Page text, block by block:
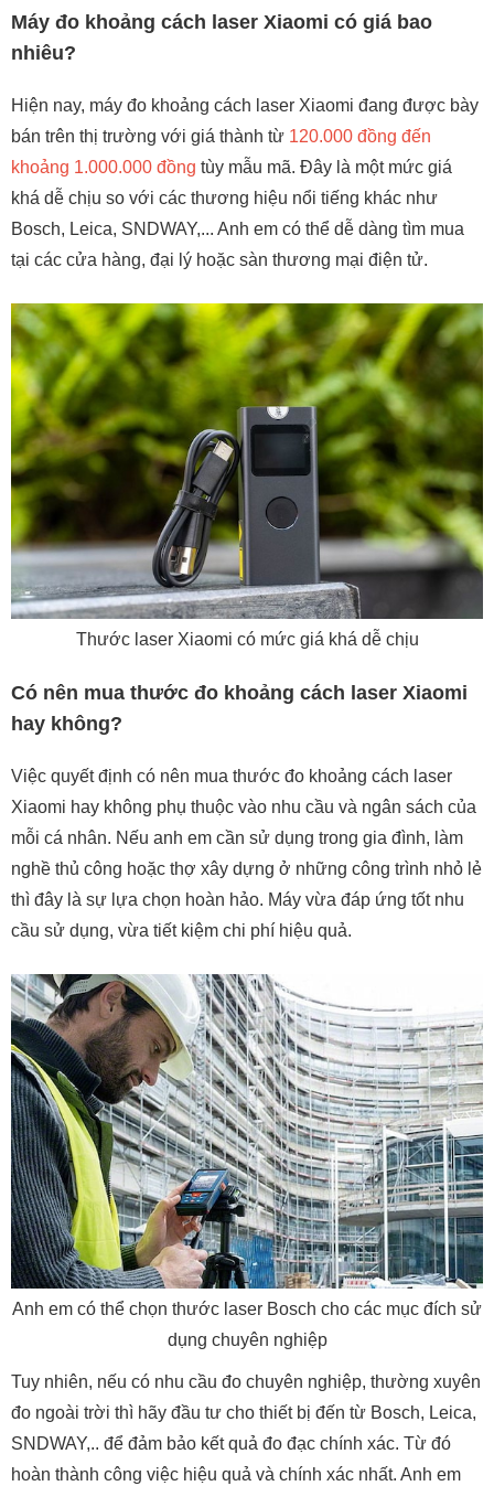
Máy đo khoảng cách laser Xiaomi có giá bao
nhiêu?
Hiện nay, máy đo khoảng cách laser Xiaomi đang được bày
bán trên thị trường với giá thành từ 120.000 đồng đến
khoảng 1.000.000 đồng tùy mẫu mã. Đây là một mức giá
khá dễ chịu so với các thương hiệu nổi tiếng khác như
Bosch, Leica, SNDWAY,... Anh em có thể dễ dàng tìm mua
tại các cửa hàng, đại lý hoặc sàn thương mại điện tử.
Thước laser Xiaomi có mức giá khá dễ chịu
Có nên mua thước đo khoảng cách laser Xiaomi
hay không?
Việc quyết định có nên mua thước đo khoảng cách laser
Xiaomi hay không phụ thuộc vào nhu cầu và ngân sách của
mỗi cá nhân. Nếu anh em cần sử dụng trong gia đình, làm
nghề thủ công hoặc thợ xây dựng ở những công trình nhỏ lẻ
thì đây là sự lựa chọn hoàn hảo. Máy vừa đáp ứng tốt nhu
cầu sử dụng, vừa tiết kiệm chi phí hiệu quả.
Anh em có thể chọn thước laser Bosch cho các mục đích sử
dụng chuyên nghiệp
Tuy nhiên, nếu có nhu cầu đo chuyên nghiệp, thường xuyên
đo ngoài trời thì hãy đầu tư cho thiết bị đến từ Bosch, Leica,
SNDWAY,.. để đảm bảo kết quả đo đạc chính xác. Từ đó
hoàn thành công việc hiệu quả và chính xác nhất. Anh em